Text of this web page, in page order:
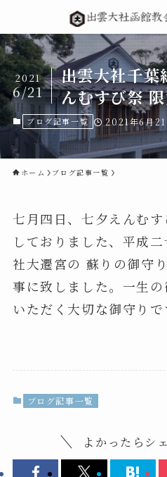
出雲大社千葉
んむすび祭
2021
6/21
ブログ記事一覧 2021年6月
ホーム ブログ記事一覧
七月四日、七夕えんむ
しておりました、平成
社大遷宮の 蘇りの御守
事に致しました。一生
いただく大切な御守りで
ブログ記事一覧
よかったらシ